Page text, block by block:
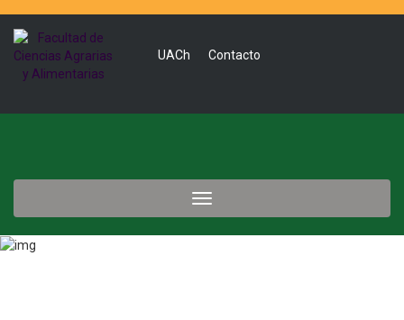
UACh Contacto
Toggle
navigation